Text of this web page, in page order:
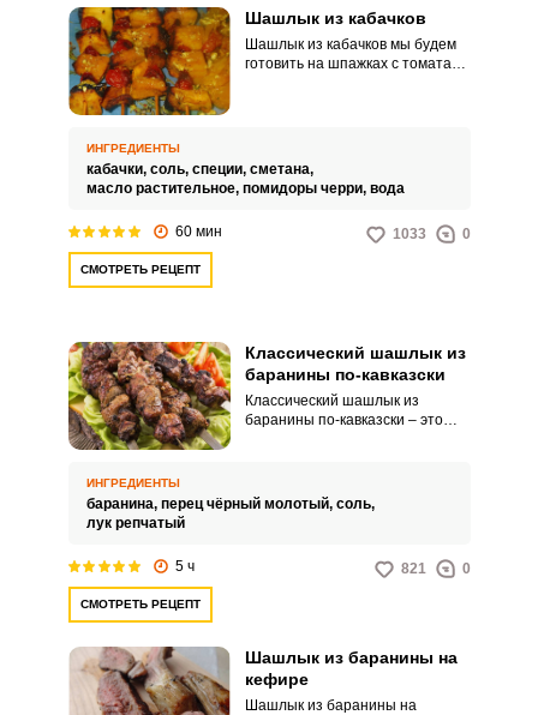
Шашлык из кабачков
Шашлык из кабачков мы будем
готовить на шпажках с томатами
ИНГРЕДИЕНТЫ
кабачки, соль, специи, сметана,
масло растительное, помидоры черри, вода
60 мин 1033 0
СМОТРЕТЬ РЕЦЕПТ
Классический шашлык из
баранины по-кавказски
Классический шашлык из
баранины по-кавказски – это
качество мяса, правильное
маринование и, конечно, само
ИНГРЕДИЕНТЫ
баранина, перец чёрный молотый, соль,
лук репчатый
5 ч 821 0
СМОТРЕТЬ РЕЦЕПТ
Шашлык из баранины на
кефире
Шашлык из баранины на